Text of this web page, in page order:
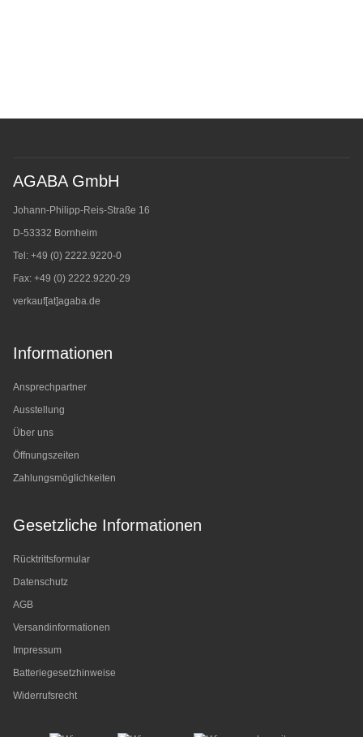
AGABA GmbH
Johann-Philipp-Reis-Straße 16
D-53332 Bornheim
Tel: +49 (0) 2222.9220-0
Fax: +49 (0) 2222.9220-29
verkauf[at]agaba.de
Informationen
Ansprechpartner
Ausstellung
Über uns
Öffnungszeiten
Zahlungsmöglichkeiten
Gesetzliche Informationen
Rücktrittsformular
Datenschutz
AGB
Versandinformationen
Impressum
Batteriegesetzhinweise
Widerrufsrecht